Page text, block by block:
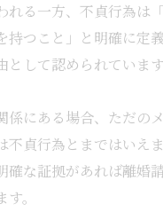
れる一方、不貞行為は
持つこと」と明確に定
して認められています
係にある場合、ただの
不貞行為とまではいえ
確な証拠があれば離婚
。